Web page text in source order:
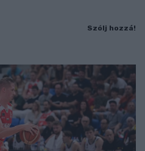
Szólj hozzá!